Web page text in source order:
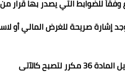
للضوابط التي يصدر بها قرار
إشارة صريحة للغرض المالي أو
كالآتى